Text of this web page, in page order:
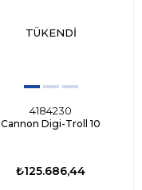
TÜKENDI
4184230
Cannon Digi-Troll 10
₺125.686,44